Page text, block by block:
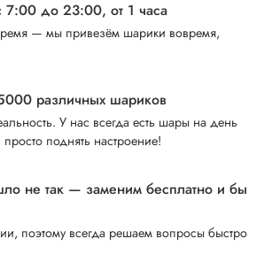
7:00 до 23:00, от 1 часа
— мы привезём шарики вовремя,
различных шариков
У нас всегда есть шары на день
поднять настроение!
не так — заменим бесплатно и бы
поэтому всегда решаем вопросы быстро